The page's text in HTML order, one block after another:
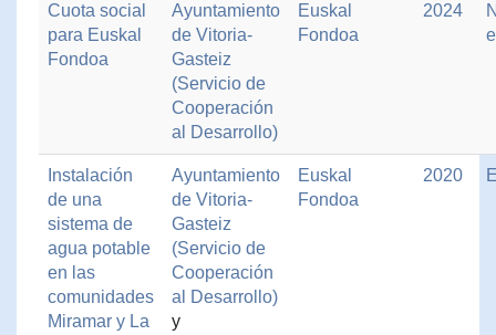
Cuota social
para Euskal
Fondoa
Ayuntamiento
de Vitoria-
Gasteiz
(Servicio de
Cooperación
al Desarrollo)
Euskal
Fondoa
2024
Instalación
de una
sistema de
agua potable
en las
comunidades
Miramar y La
Ayuntamiento
de Vitoria-
Gasteiz
(Servicio de
Cooperación
al Desarrollo)
y
Euskal
Fondoa
2020